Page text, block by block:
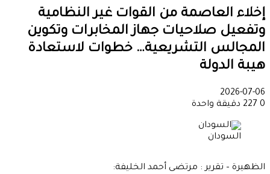
إخلاء العاصمة من القوات غير النظامية
وتفعيل صلاحيات جهاز المخابرات وتكوين
المجالس التشريعية… خطوات لاستعادة
هيبة الدولة
2026-07-06
0
دقيقة واحدة
السودان
الظهيرة – تقرير : مرتضى أحمد الخليفة: